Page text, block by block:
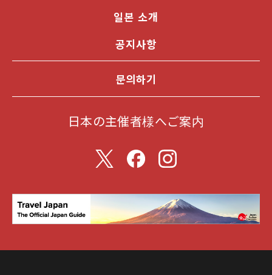
일본 소개
공지사항
문의하기
日本の主催者様へご案内